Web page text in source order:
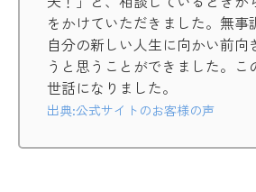
をかけていただきました。無事
自分の新しい人生に向かい前向
うと思うことができました。こ
世話になりました。
出典:公式サイトのお客様の声